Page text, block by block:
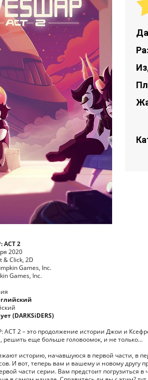
ACT 2
2020
& Click, 2D
Games, Inc.
Games, Inc.
(DARKSiDERS)
ACT 2 – это продолжение истории Джои и
решить еще больше головоомок, и не только…
историю, начавшуюся в первой части, в
И вот, теперь вам и вашему и новому другу
части серии. Вам предстоит погрузиться